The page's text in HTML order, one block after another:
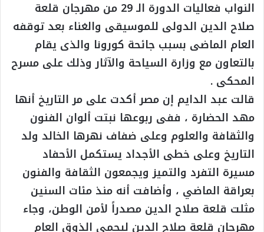
النواب فعاليات الدورة الـ 29 من مهرجان قلعة
صلاح الدين الدولى للموسيقى والغناء بعد توقفه
العام الماضى بسبب جائحة كورونا والذى يقام
بالتعاون مع وزارة السياحة والآثار وذلك على مسرح
المحكى .
قالت عبد الدايم إن مصر أكدت على مر التاريخ أنها
مهد الحضارة ، ففى ربوعها نبتت ألوان الفنون
والثقافة والعلوم وعلى ضفاف نهرها الخالد ولد
التاريخ وعلى خطى الأجداد يستكمل الأحفاد
مسيرة التفرد والتميز ويجمعون الثقافة والفنون
بعراقة الماضي ، وأضافت أنه منذ مئات السنين
مثلت قلعة صلاح الدين مصدراً لأمن الوطن، وجاء
مهرجان قلعة صلاح الدين ليحمى الذوق العام